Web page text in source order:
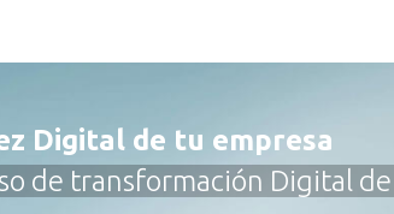
Digital de tu empresa
de transformación Digital